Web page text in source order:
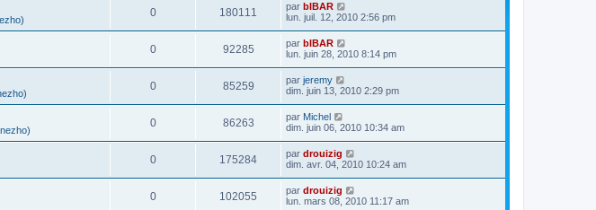
0 180111 par bIBAR
lun. juil. 12, 2010 2:56 pm
0 92285 par bIBAR
lun. juin 28, 2010 8:14 pm
0 85259 par jeremy
dim. juin 13, 2010 2:29 pm
0 86263 par Michel
dim. juin 06, 2010 10:34 am
0 175284 par drouizig
dim. avr. 04, 2010 10:24 am
0 102055 par drouizig
lun. mars 08, 2010 11:17 am